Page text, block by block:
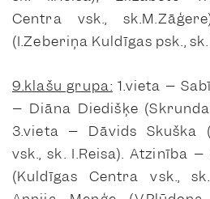
Centra vsk.,
(I.Zeberiņa Kuldīgas psk.,
9.klašu grupa: 1.vieta –
– Diāna Diedišķe
3.vieta – Dāvids Skuška
vsk., sk. I.Reisa). Atzinība
(Kuldīgas Centra vsk.,